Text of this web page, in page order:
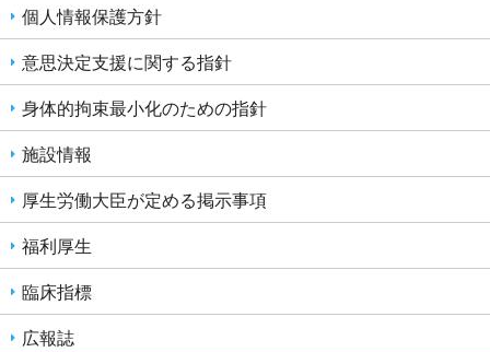
個人情報保護方針
意思決定支援に関する指針
身体的拘束最小化のための指針
施設情報
厚生労働大臣が定める掲示事項
福利厚生
臨床指標
広報誌